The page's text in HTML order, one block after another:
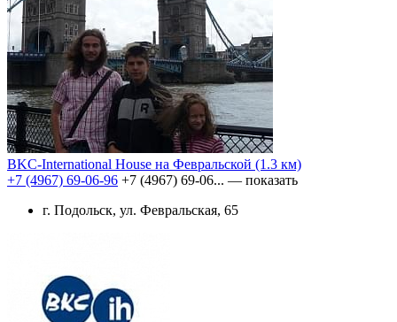
BKC-International House на Февральской (1.3 км)
+7 (4967) 69-06-96 +7 (4967) 69-06... — показать
г. Подольск, ул. Февральская, 65